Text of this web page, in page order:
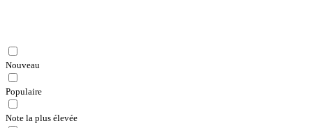
Nouveau
Populaire
Note la plus élevée